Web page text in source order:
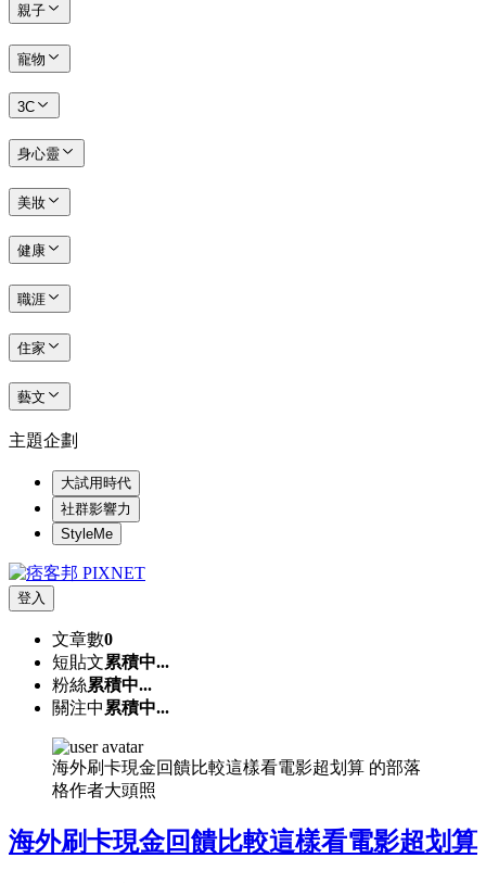
親子
寵物
3C
身心靈
美妝
健康
職涯
住家
藝文
主題企劃
大試用時代
社群影響力
StyleMe
登入
文章數0
短貼文累積中...
粉絲累積中...
關注中 累積中...
海外刷卡現金回饋比較這樣看電影超划算 的部落
格作者大頭照
海外刷卡現金回饋比較這樣看電影超划算